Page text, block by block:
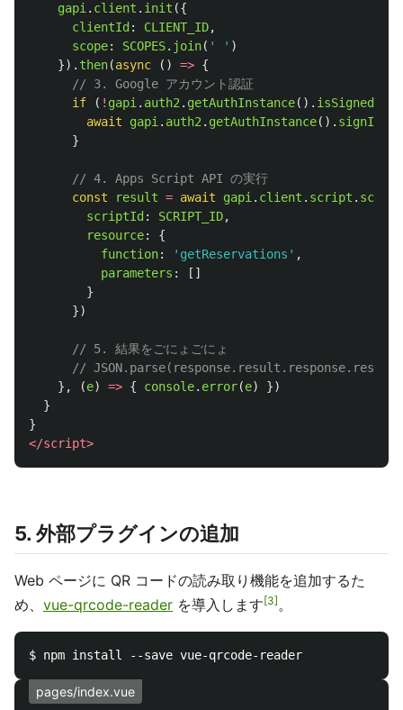
gapi . client . init ({
clientId : CLIENT_ID,
scope: SCOPES. join( ' ' )
}). then(async () => {
// 3. Google アカウント認証
if
( ! gapi . auth2 . getAuthInstance(). isSignedIn
await
gapi . auth2 . getAuthInstance(). signIn
}
// 4. Apps Script API の実行
const
result = await gapi . client . script .
scriptId : SCRIPT_ID,
resource:
{
function: ' getReservations ' ,
parameters :
[]
}
})
// 5. 結果をごにょごにょ
// JSON.parse(response.result.response.result)
},
(e) => { console. error(e)
})
}
}
</script>
5. 外部プラグインの追加
Web ページに QR コードの読み取り機能を追加するた
め、 vue-qrcode-reader を導入します 3 。
pages/index.vue